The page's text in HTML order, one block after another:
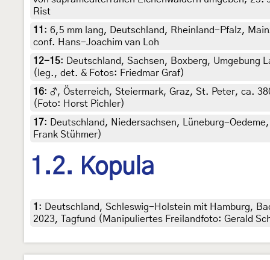
Rist
11 : 6,5 mm lang, Deutschland, Rheinland-Pfalz,
conf. Hans-Joachim van Loh
12-15:
Deutschland, Sachsen, Boxberg, Umgebung
(leg., det. & Fotos: Friedmar Graf)
16: ♂, Österreich, Steiermark, Graz, St. Peter, ca.
(Foto: Horst Pichler)
17:
Deutschland, Niedersachsen, Lüneburg-
Frank Stühmer)
1.2. Kopula
1 :
Deutschland, Schleswig-Holstein mit Hamburg,
2023, Tagfund (Manipuliertes Freilandfoto: Gerald